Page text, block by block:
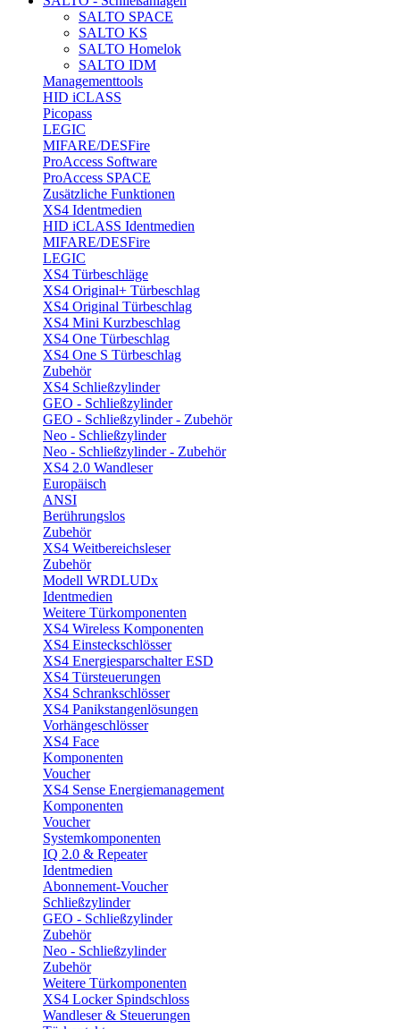
SALTO SPACE
SALTO KS
SALTO Homelok
SALTO IDM
Managementtools
HID iCLASS
Picopass
LEGIC
MIFARE/DESFire
ProAccess Software
ProAccess SPACE
Zusätzliche Funktionen
XS4 Identmedien
HID iCLASS Identmedien
MIFARE/DESFire
LEGIC
XS4 Türbeschläge
XS4 Original+ Türbeschlag
XS4 Original Türbeschlag
XS4 Mini Kurzbeschlag
XS4 One Türbeschlag
XS4 One S Türbeschlag
Zubehör
XS4 Schließzylinder
GEO - Schließzylinder
GEO - Schließzylinder - Zubehör
Neo - Schließzylinder
Neo - Schließzylinder - Zubehör
XS4 2.0 Wandleser
Europäisch
ANSI
Berührungslos
Zubehör
XS4 Weitbereichsleser
Zubehör
Modell WRDLUDx
Identmedien
Weitere Türkomponenten
XS4 Wireless Komponenten
XS4 Einsteckschlösser
XS4 Energiesparschalter ESD
XS4 Türsteuerungen
XS4 Schrankschlösser
XS4 Panikstangenlösungen
Vorhängeschlösser
XS4 Face
Komponenten
Voucher
XS4 Sense Energiemanagement
Komponenten
Voucher
Systemkomponenten
IQ 2.0 & Repeater
Identmedien
Abonnement-Voucher
Schließzylinder
GEO - Schließzylinder
Zubehör
Neo - Schließzylinder
Zubehör
Weitere Türkomponenten
XS4 Locker Spindschloss
Wandleser & Steuerungen